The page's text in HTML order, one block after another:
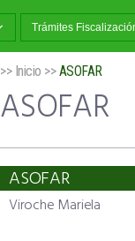
Trámites
>> Inicio >>ASOFAR
ASOFAR
ASOFAR
Viroche Mariela